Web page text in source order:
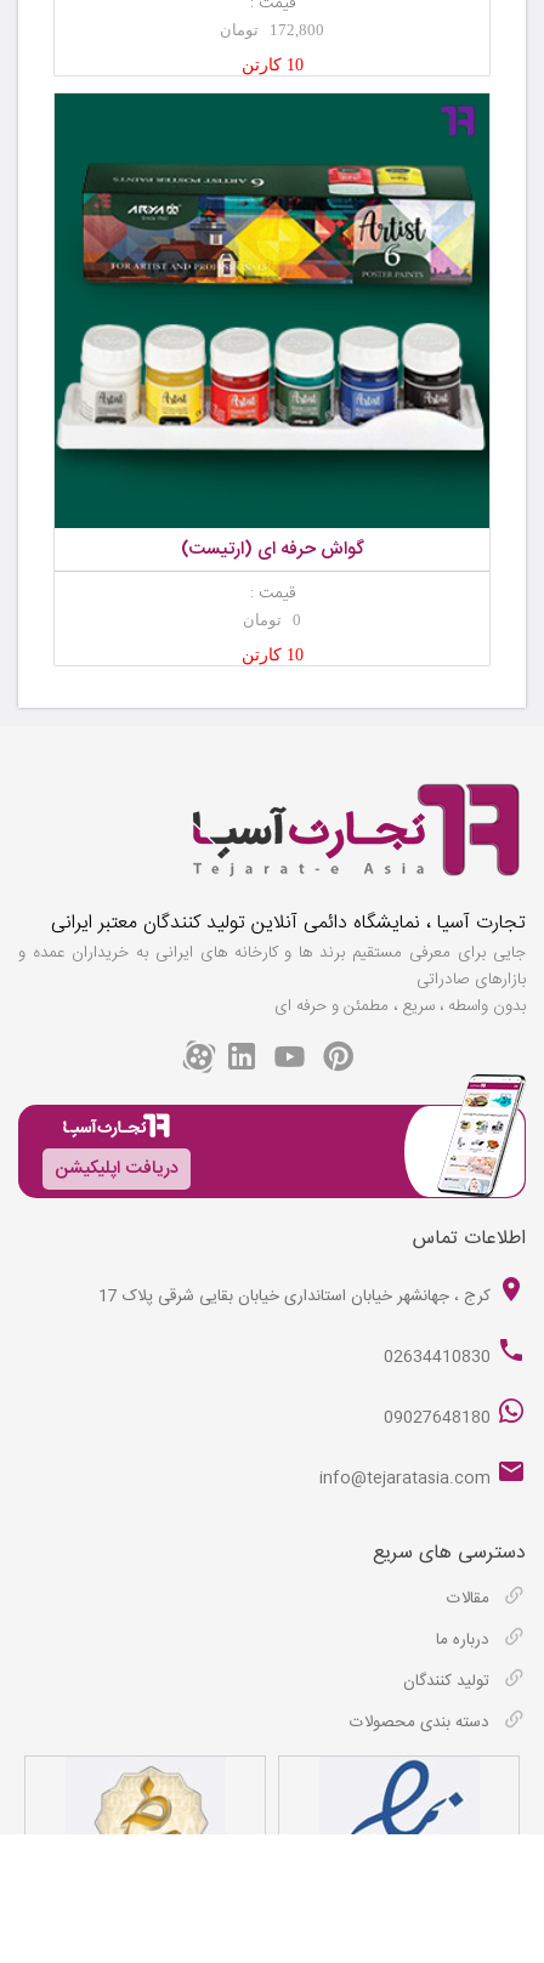
172,800 تومان
10 کارتن
گواش حرفه ای (ارتیست)
قیمت :
0 تومان
10 کارتن
تجارت آسیا ، نمایشگاه دائمی آنلاین تولید کنندگان معتبر ایرانی
جایی برای معرفی مستقیم برند ها و کارخانه های ایرانی به خریداران عمده و
بازارهای صادراتی
بدون واسطه ، سریع ، مطمئن و حرفه ای
دریافت اپلیکیشن
اطلاعات تماس
کرج ، جهانشهر خیابان استانداری خیابان بقایی شرقی پلاک 17
02634410830
09027648180
info@tejaratasia.com
دسترسی های سریع
مقالات
درباره ما
تولید کنندگان
دسته بندی محصولات